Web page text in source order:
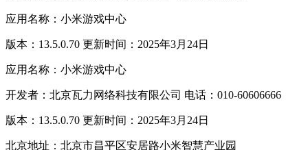
应用名称：小米游戏中心
版本：13.5.0.70 更新时间：2025年3月24日
应用名称：小米游戏中心
开发者：北京瓦力网络科技有限公司 电话：010-60606666
版本：13.5.0.70 更新时间：2025年3月24日
北京地址：北京市昌平区安居路小米智慧产业园